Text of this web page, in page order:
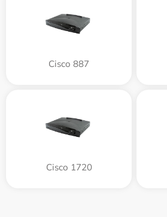
Cisco 887
Cisco 1720